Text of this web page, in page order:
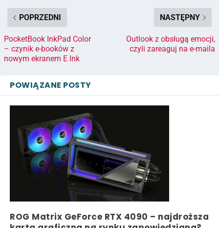
POPRZEDNI
PocketBook InkPad Color
– czynik e-booków z
nowym ekranem E Ink
NASTĘPNY
Outlook z obsługą emocji,
czyli zareaguj na e-maila
POWIĄZANE POSTY
ROG Matrix GeForce RTX 4090 – najdroższa